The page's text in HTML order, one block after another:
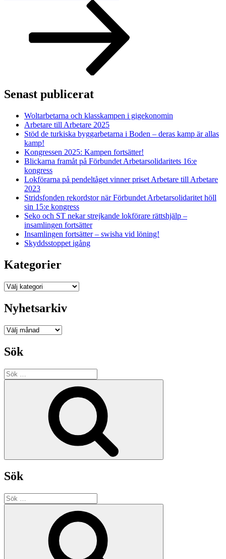
Senast publicerat
Woltarbetarna och klasskampen i gigekonomin
Arbetare till Arbetare 2025
Stöd de turkiska byggarbetarna i Boden – deras kamp är allas
kamp!
Kongressen 2025: Kampen fortsätter!
Blickarna framåt på Förbundet Arbetarsolidaritets 16:e
kongress
Lokförarna på pendeltåget vinner priset Arbetare till Arbetare
2023
Stridsfonden rekordstor när Förbundet Arbetarsolidaritet höll
sin 15:e kongress
Seko och ST nekar strejkande lokförare rättshjälp –
insamlingen fortsätter
Insamlingen fortsätter – swisha vid löning!
Skyddsstoppet igång
Kategorier
Kategorier
Nyhetsarkiv
Nyhetsarkiv
Sök
Sök
efter:
Sök
Sök
efter: